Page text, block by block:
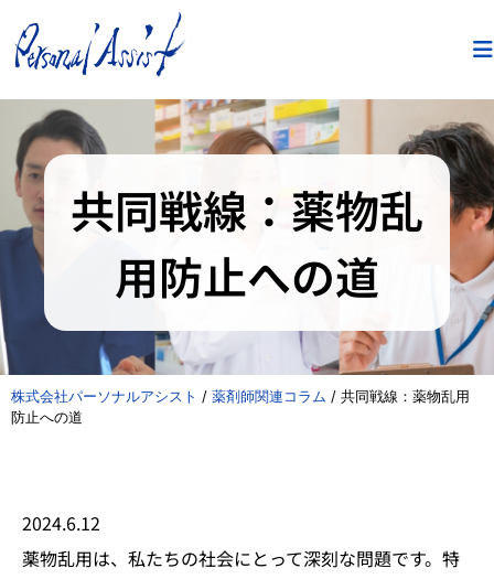
共同戦線：薬物乱
用防止への道
株式会社パーソナルアシスト / 薬剤師関連コラム / 共同戦線：薬物乱用
防止への道
2024.6.12
薬物乱用は、私たちの社会にとって深刻な問題です。特